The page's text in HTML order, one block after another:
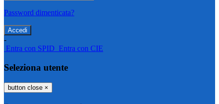
Password dimenticata?
-
Entra con SPID Entra con CIE
Seleziona utente
button close ×